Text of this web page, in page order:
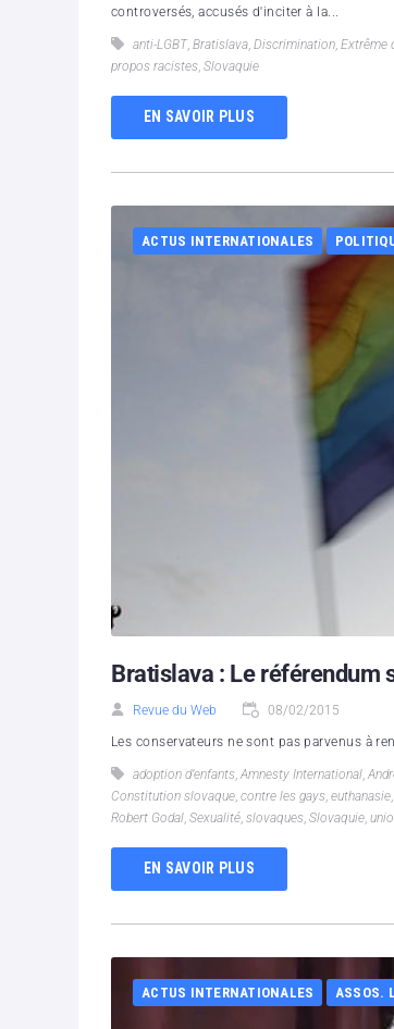
controversés, accusés d'inciter à la...
anti-LGBT, Bratislava, Discrimination, Extrême
propos racistes, Slovaquie
EN SAVOIR PLUS
ACTUS INTERNATIONALES
Bratislava : Le référendum
Revue du Web 08/02/2015
Les conservateurs ne sont pas parvenus à
adoption d’enfants, Amnesty International,
Constitution slovaque, contre les gays, euthanasie,
Robert Godal, Sexualité, slovaques, Slovaquie,
EN SAVOIR PLUS
ACTUS INTERNATIONALES ASSOS.